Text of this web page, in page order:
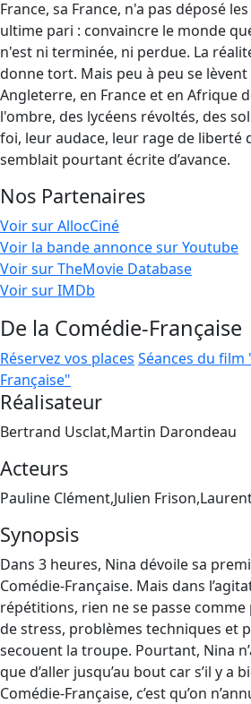
France, sa France, n'a pas déposé
ultime pari : convaincre le monde
n'est ni terminée, ni perdue. La
donne tort. Mais peu à peu se
Angleterre, en France et en Afrique
l'ombre, des lycéens révoltés, des
foi, leur audace, leur rage de liberté
semblait pourtant écrite d’avance.
Nos Partenaires
Voir sur AllocCiné
Voir la bande annonce sur Youtube
Voir sur TheMovie Database
Voir sur IMDb
De la Comédie-Française
Réservez vos places Séances du film
Française"
Réalisateur
Bertrand Usclat,Martin Darondeau
Acteurs
Pauline Clément,Julien
Synopsis
Dans 3 heures, Nina dévoile sa
Comédie-Française. Mais dans
répétitions, rien ne se passe
de stress, problèmes techniques et
secouent la troupe. Pourtant, Nina
que d’aller jusqu’au bout car s’il y a
Comédie-Française, c’est qu’on